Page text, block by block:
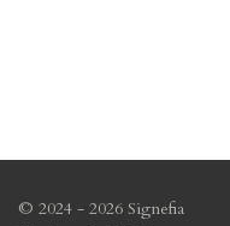
© 2024 - 2026 Signefia